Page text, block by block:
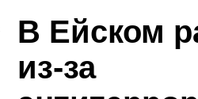
В Ейском
из-за